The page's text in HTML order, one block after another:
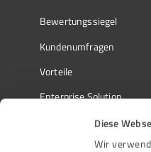
Diese
Wir
Bewertungssiegel
Kundenumfragen
Vorteile
Enterprise Solution
Partnerprogramm
Auszeichnungen